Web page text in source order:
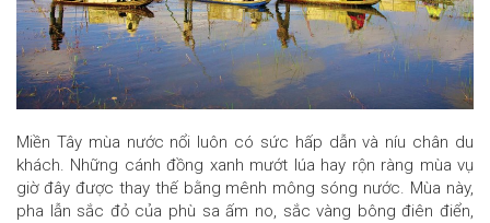
Miền Tây mùa nước nổi luôn có sức hấp dẫn và níu chân du
khách. Những cánh đồng xanh mướt lúa hay rộn ràng mùa vụ
giờ đây được thay thế bằng mênh mông sóng nước. Mùa này,
pha lẫn sắc đỏ của phù sa ấm no, sắc vàng bông điên điển,